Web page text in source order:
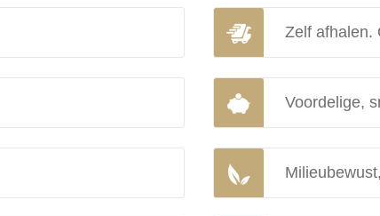
Zelf afhalen.
Voordelige,